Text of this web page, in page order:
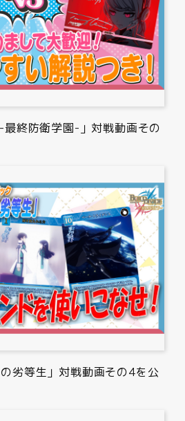
最終防衛学園-」対戦動画その
劣等生」対戦動画その4を公